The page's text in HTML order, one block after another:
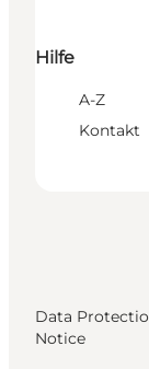
Hilfe
A-Z
Kontakt
Data
Notice